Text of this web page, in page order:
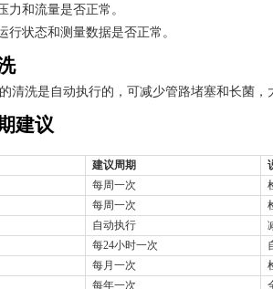
力和流量是否正常。
行状态和测量数据是否正常。
清洗是自动执行的，可减少管路堵塞和长菌
建议
建议周期
每周一次
每周一次
自动执行
每24小时一次
每月一次
每年一次